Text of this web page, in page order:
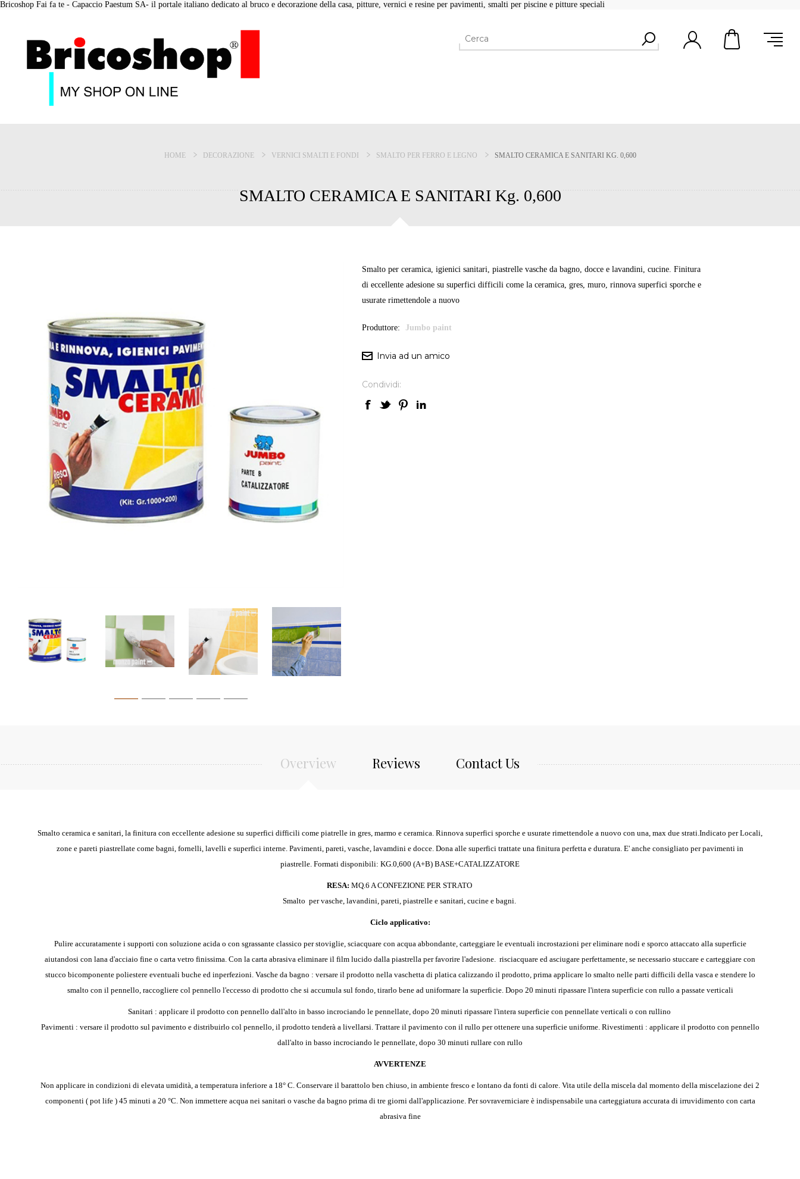
Bricoshop Fai fa te - Capaccio Paestum SA- il portale italiano dedicato al bruco e decorazione della casa, pitture, vernici e resine per pavimenti, smalti per piscine e pitture speciali
HOME DECORAZIONE VERNICI SMALTI E FONDI SMALTO PER FERRO E LEGNO SMALTO CERAMICA E SANITARI KG. 0,600
SMALTO CERAMICA E SANITARI Kg. 0,600
Smalto per ceramica, igienici sanitari, piastrelle vasche da bagno, docce e lavandini, cucine. Finitura
di eccellente adesione su superfici difficili come la ceramica, gres, muro, rinnova superfici sporche e
usurate rimettendole a nuovo
Produttore: Jumbo paint
Condividi:
Overview Reviews Contact Us
Smalto ceramica e sanitari, la finitura con eccellente adesione su superfici difficili come piatrelle in gres, marmo e ceramica. Rinnova superfici sporche e usurate rimettendole a nuovo con una, max due strati. Indicato per Locali,
zone e pareti piastrellate come bagni, fornelli, lavelli e superfici interne. Pavimenti, pareti, vasche, lavamdini e docce. Dona alle superfici trattate una finitura perfetta e duratura. E' anche consigliato per pavimenti in
piastrelle. Formati disponibili: KG.0,600 (A+B) BASE+CATALIZZATORE
RESA: MQ.6 A CONFEZIONE PER STRATO
Smalto per vasche, lavandini, pareti, piastrelle e sanitari, cucine e bagni.
Ciclo applicativo:
Pulire accuratamente i supporti con soluzione acida o con sgrassante classico per stoviglie, sciacquare con acqua abbondante, carteggiare le eventuali incrostazioni per eliminare nodi e sporco attaccato alla superficie
aiutandosi con lana d'acciaio fine o carta vetro finissima. Con la carta abrasiva eliminare il film lucido dalla piastrella per favorire l'adesione. risciacquare ed asciugare perfettamente, se necessario stuccare e carteggiare con
stucco bicomponente poliestere eventuali buche ed inperfezioni. Vasche da bagno : versare il prodotto nella vaschetta di platica calizzando il prodotto, prima applicare lo smalto nelle parti difficili della vasca e stendere lo
smalto con il pennello, raccogliere col pennello l'eccesso di prodotto che si accumula sul fondo, tirarlo bene ad uniformare la superficie. Dopo 20 minuti ripassare l'intera superficie con rullo a passate verticali
Sanitari : applicare il prodotto con pennello dall'alto in basso incrociando le pennellate, dopo 20 minuti ripassare l'intera superficie con pennellate verticali o con rullino
Pavimenti : versare il prodotto sul pavimento e distribuirlo col pennello, il prodotto tenderà a livellarsi. Trattare il pavimento con il rullo per ottenere una superficie uniforme. Rivestimenti : applicare il prodotto con pennello
dall'alto in basso incrociando le pennellate, dopo 30 minuti rullare con rullo
AVVERTENZE
Non applicare in condizioni di elevata umidità, a temperatura inferiore a 18° C. Conservare il barattolo ben chiuso, in ambiente fresco e lontano da fonti di calore. Vita utile della miscela dal momento della miscelazione dei 2
componenti ( pot life ) 45 minuti a 20 °C. Non immettere acqua nei sanitari o vasche da bagno prima di tre giorni dall'applicazione. Per sovraverniciare è indispensabile una carteggiatura accurata di irruvidimento con carta
abrasiva fine